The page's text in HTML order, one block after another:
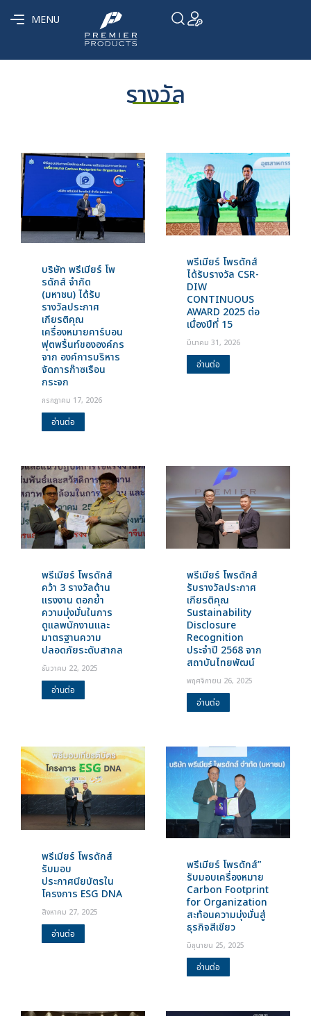
MENU
รางวัล
บริษัท พรีเมียร์ โพ
รดักส์ จำกัด
(มหาชน) ได้รับ
รางวัลประกาศ
เกียรติคุณ
เครื่องหมายคาร์บอน
ฟุตพริ้นท์ขององค์กร
จาก องค์การบริหาร
จัดการก๊าซเรือน
กระจก
กรกฎาคม 17, 2026
อ่านต่อ
พรีเมียร์ โพรดักส์
ได้รับรางวัล CSR-
DIW
CONTINUOUS
AWARD 2025 ต่อ
เนื่องปีที่ 15
มีนาคม 31, 2026
อ่านต่อ
พรีเมียร์ โพรดักส์
คว้า 3 รางวัลด้าน
แรงงาน ตอกย้ำ
ความมุ่งมั่นในการ
ดูแลพนักงานและ
มาตรฐานความ
ปลอดภัยระดับสากล
ธันวาคม 22, 2025
อ่านต่อ
พรีเมียร์ โพรดักส์
รับรางวัลประกาศ
เกียรติคุณ
Sustainability
Disclosure
Recognition
ประจำปี 2568 จาก
สถาบันไทยพัฒน์
พฤศจิกายน 26, 2025
อ่านต่อ
พรีเมียร์ โพรดักส์
รับมอบ
ประกาศนียบัตรใน
โครงการ ESG DNA
สิงหาคม 27, 2025
อ่านต่อ
พรีเมียร์ โพรดักส์”
รับมอบเครื่องหมาย
Carbon Footprint
for Organization
สะท้อนความมุ่งมั่นสู่
ธุรกิจสีเขียว
มิถุนายน 25, 2025
อ่านต่อ